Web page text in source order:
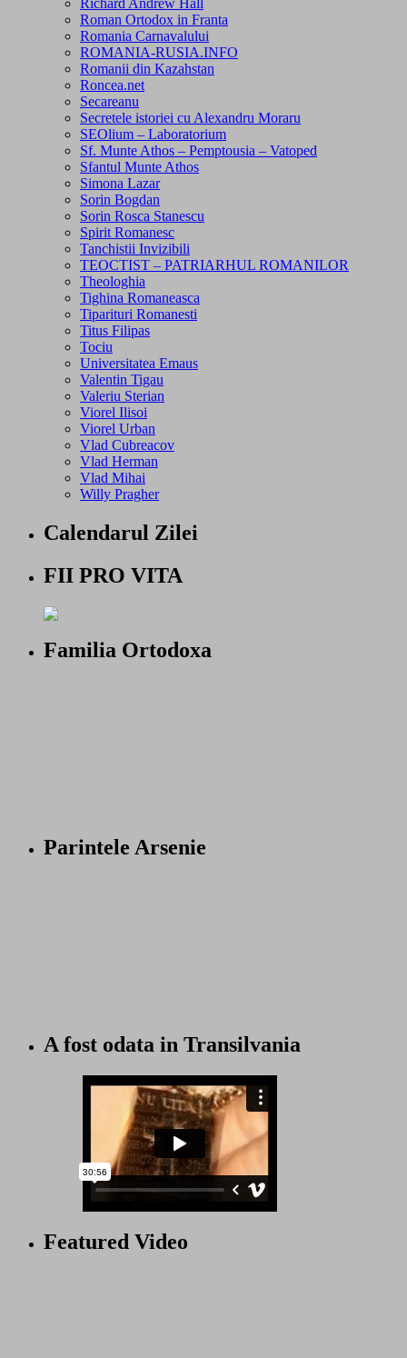
Roman Ortodox in Franta
Romania Carnavalului
ROMANIA-RUSIA.INFO
Romanii din Kazahstan
Roncea.net
Secareanu
Secretele istoriei cu Alexandru Moraru
SEOlium – Laboratorium
Sf. Munte Athos – Pemptousia – Vatoped
Sfantul Munte Athos
Simona Lazar
Sorin Bogdan
Sorin Rosca Stanescu
Spirit Romanesc
Tanchistii Invizibili
TEOCTIST – PATRIARHUL ROMANILOR
Theologhia
Tighina Romaneasca
Tiparituri Romanesti
Titus Filipas
Tociu
Universitatea Emaus
Valentin Tigau
Valeriu Sterian
Viorel Ilisoi
Viorel Urban
Vlad Cubreacov
Vlad Herman
Vlad Mihai
Willy Pragher
Calendarul Zilei
FII PRO VITA
Familia Ortodoxa
Parintele Arsenie
A fost odata in Transilvania
Featured Video